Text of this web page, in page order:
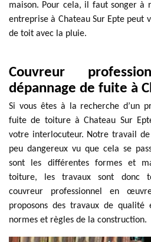
maison. Pour cela, il faut songer à
entreprise à Chateau Sur Epte peut
de toit avec la pluie.
Couvreur
dépannage de fuite à
Si vous êtes à la recherche d’un
fuite de toiture à Chateau Sur
votre interlocuteur. Notre travail
peu dangereux vu que cela se
sont les différentes formes et
toiture, les travaux sont donc
couvreur professionnel en
proposons des travaux de qualité
normes et règles de la construction.